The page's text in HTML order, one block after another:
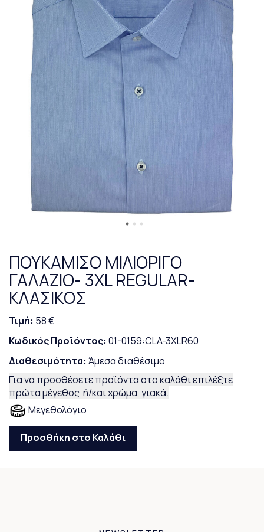
ΠΟΥΚΑΜΙΣΟ ΜΙΛΙΟΡΙΓΟ
ΓΑΛΑΖΙΟ- 3XL REGULAR-
ΚΛΑΣΙΚΟΣ
Τιμή: 58 €
Κωδικός Προϊόντος: 01-0159:CLA-3XLR60
Διαθεσιμότητα: Άμεσα διαθέσιμο
Για να προσθέσετε προϊόντα στο καλάθι επιλέξτε
πρώτα μέγεθος ή/και χρώμα, γιακά.
Μεγεθολόγιο
Προσθήκη στο Καλάθι